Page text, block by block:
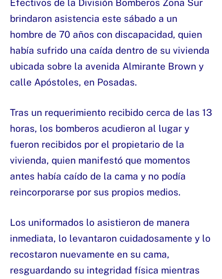
Efectivos de la División Bomberos Zona Sur
brindaron asistencia este sábado a un
hombre de 70 años con discapacidad, quien
había sufrido una caída dentro de su vivienda
ubicada sobre la avenida Almirante Brown y
calle Apóstoles, en Posadas.
Tras un requerimiento recibido cerca de las 13
horas, los bomberos acudieron al lugar y
fueron recibidos por el propietario de la
vivienda, quien manifestó que momentos
antes había caído de la cama y no podía
reincorporarse por sus propios medios.
Los uniformados lo asistieron de manera
inmediata, lo levantaron cuidadosamente y lo
recostaron nuevamente en su cama,
resguardando su integridad física mientras